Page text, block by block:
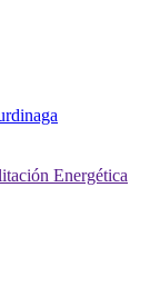
Energética